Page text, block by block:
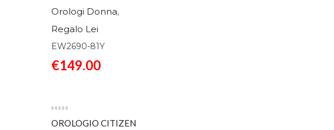
Orologi Donna,
Regalo Lei
EW2690-81Y
€149.00
OROLOGIO CITIZEN